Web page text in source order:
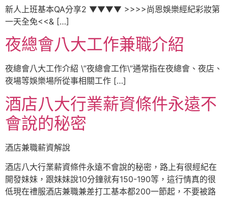
新人上班基本QA分享2 ▼▼▼▼ >>>>尚恩娛樂經紀彩妝第
一天全免<<& […]
夜總會八大工作兼職介紹
夜總會八大工作介紹 \”夜總會工作\”通常指在夜總會、夜店、
夜場等娛樂場所從事相關工作 […]
酒店八大行業薪資條件永遠不
會說的秘密
酒店兼職薪資解說
酒店八大行業薪資條件永遠不會說的秘密，路上有很經紀在
開發妹妹，跟妹妹說10分鐘就有150-190等，這行情真的很
低現在禮服酒店兼職兼差打工基本都200一節起，不要被路